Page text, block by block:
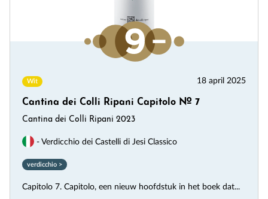
Wit 18 april 2025
Cantina dei Colli Ripani Capitolo № 7
Cantina dei Colli Ripani 2023
- Verdicchio dei Castelli di Jesi Classico
verdicchio >
Capitolo 7. Capitolo, een nieuw hoofdstuk in het boek dat...